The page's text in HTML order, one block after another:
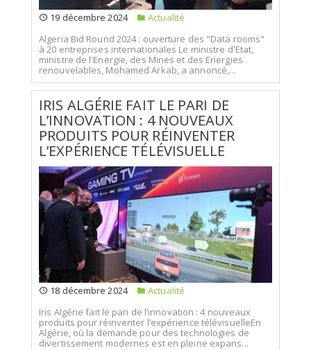
19 décembre 2024
Actualité
Algeria Bid Round 2024 : ouverture des "Data rooms"
à 20 entreprises internationales Le ministre d'Etat,
ministre de l'Energie, des Mines et des Energies
renouvelables, Mohamed Arkab, a annoncé,...
IRIS ALGÉRIE FAIT LE PARI DE
L’INNOVATION : 4 NOUVEAUX
PRODUITS POUR RÉINVENTER
L’EXPÉRIENCE TÉLÉVISUELLE
18 décembre 2024
Actualité
Iris Algérie fait le pari de l’innovation : 4 nouveaux
produits pour réinventer l’expérience télévisuelleEn
Algérie, où la demande pour des technologies de
divertissement modernes est en pleine expans...